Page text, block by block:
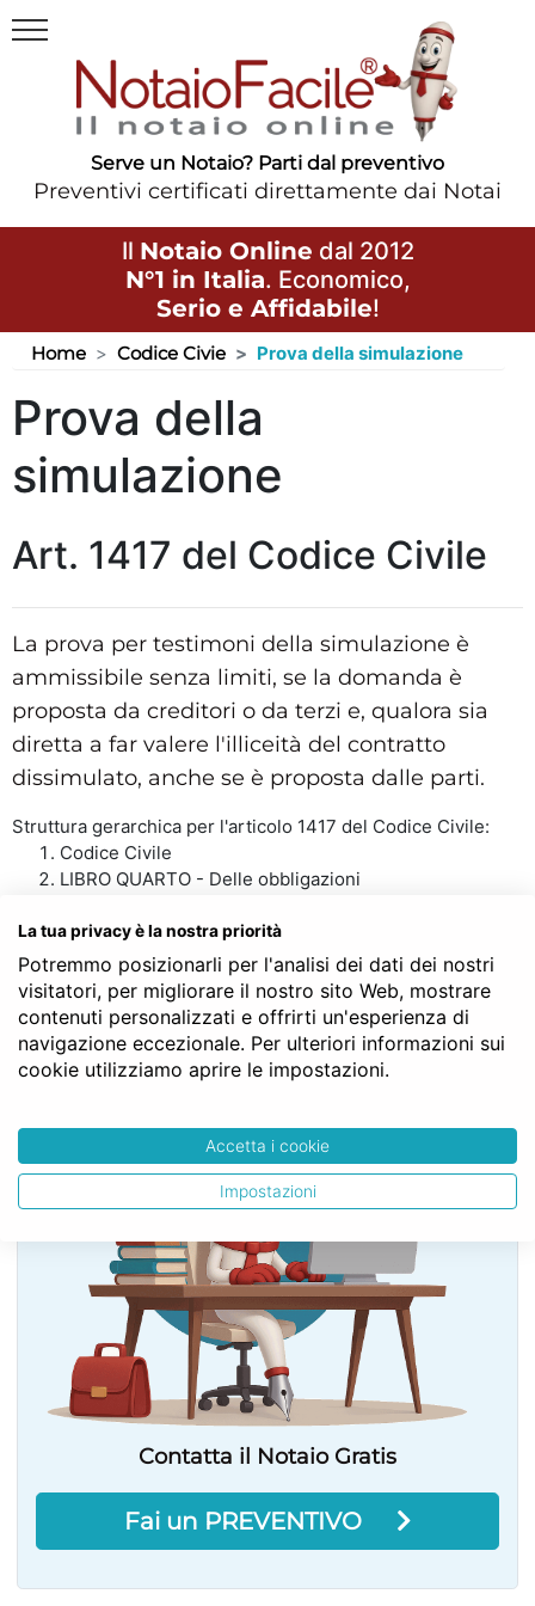
Serve un Notaio? Parti dal preventivo
Preventivi certificati direttamente dai Notai
Il Notaio Online dal 2012
N°1 in Italia. Economico,
Serio e Affidabile!
Home Codice Civie Prova della simulazione
Prova della
simulazione
Art. 1417 del Codice Civile
La prova per testimoni della simulazione è
ammissibile senza limiti, se la domanda è
proposta da creditori o da terzi e, qualora sia
diretta a far valere l'illiceità del contratto
dissimulato, anche se è proposta dalle parti.
Struttura gerarchica per l'articolo 1417 del Codice Civile:
Codice Civile
LIBRO QUARTO - Delle obbligazioni
Capo X - Della simulazione
Art. 1417
SERVE LA CONSULENZA DEL NOTAIO?
Contatta il Notaio Gratis
Fai un PREVENTIVO
La tua privacy è la nostra priorità
Potremmo posizionarli per l'analisi dei dati dei nostri
visitatori, per migliorare il nostro sito Web, mostrare
contenuti personalizzati e offrirti un'esperienza di
navigazione eccezionale. Per ulteriori informazioni sui
cookie utilizziamo aprire le impostazioni.
Accetta i cookie
Impostazioni